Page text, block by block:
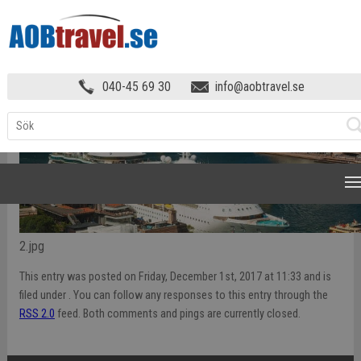
040-45 69 30 info@aobtravel.se
2.jpg
This entry was posted on Friday, December 1st, 2017 at 11:33 and is
filed under . You can follow any responses to this entry through the
RSS 2.0 feed. Both comments and pings are currently closed.